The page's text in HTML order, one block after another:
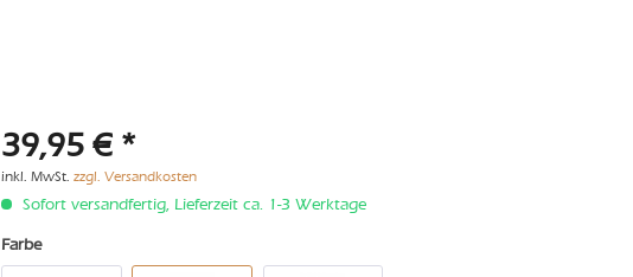
39,95 € *
inkl. MwSt.zzgl. Versandkosten
Sofort versandfertig, Lieferzeit ca. 1-3 Werktage
Farbe